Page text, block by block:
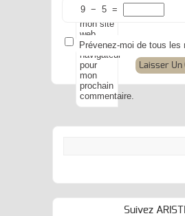
mail et
mon site
web
dans le
navigateur
pour
mon
prochain
commentaire.
9 − 5 =
Prévenez-moi de tous les
Suivez